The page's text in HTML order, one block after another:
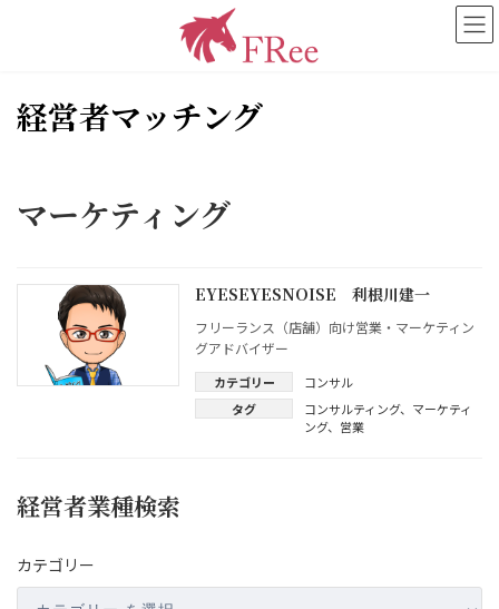
経営者マッチング
マーケティング
EYESEYESNOISE 利根川建一
フリーランス（店舗）向け営業・マーケティン
グアドバイザー
カテゴリー
コンサル
タグ
コンサルティング、 マーケティ
ング、 営業
経営者業種検索
カテゴリー